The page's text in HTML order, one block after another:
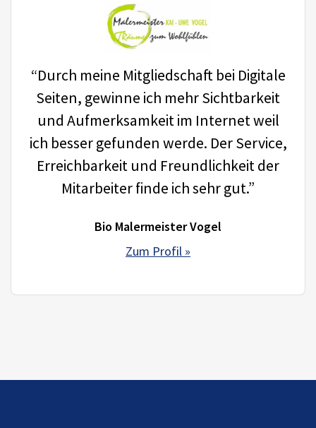
“Durch meine Mitgliedschaft bei Digitale
Seiten, gewinne ich mehr Sichtbarkeit
und Aufmerksamkeit im Internet weil
ich besser gefunden werde. Der Service,
Erreichbarkeit und Freundlichkeit der
Mitarbeiter finde ich sehr gut.”
Bio Malermeister Vogel
Zum Profil »